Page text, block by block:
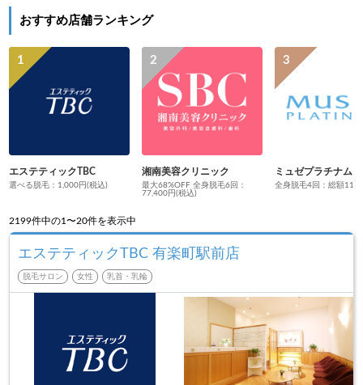
おすすめ店舗ランキング
エステティックTBC
選べる脱毛：1,000円(税込)
湘南美容クリニック
最大68%OFF 全身脱毛6回：
77,400円(税込)
ミュゼプラチナム
全身脱毛4回：総額110
2199件中の1〜20件を表示中
エステティックTBC 有楽町駅前店
脱毛サロン 女性 乳首・乳輪